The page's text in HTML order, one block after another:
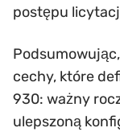
postępu
cechy, które
930: ważny
ulepszoną